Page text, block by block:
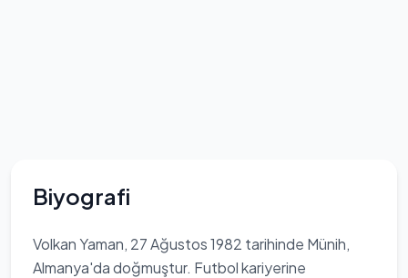
Biyografi
Volkan Yaman, 27 Ağustos 1982 tarihinde Münih,
Almanya'da doğmuştur. Futbol kariyerine